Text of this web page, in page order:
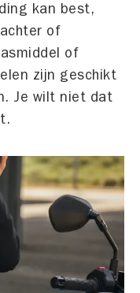
kan best,
of
of
zijn geschikt
Je wilt niet dat